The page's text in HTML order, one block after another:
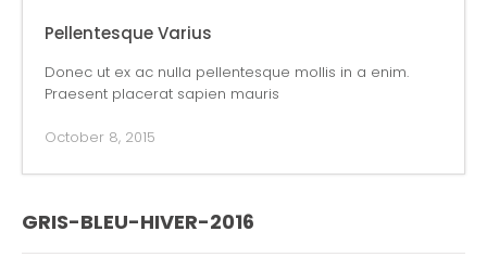
Pellentesque Varius
Donec ut ex ac nulla pellentesque mollis in a enim.
Praesent placerat sapien mauris
October 8, 2015
GRIS-BLEU-HIVER-2016